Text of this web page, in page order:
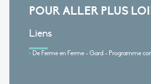
POUR ALLER PLUS
Liens
De Ferme en Ferme - Gard - Programme